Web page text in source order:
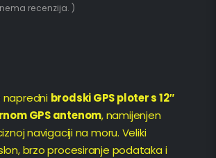
recenzija. )
napredni brodski GPS ploter s 12″
GPS antenom, namijenjen
navigaciji na moru. Veliki
brzo procesiranje podataka i